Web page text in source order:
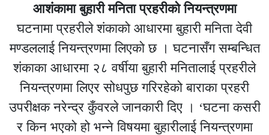
आशंकामा बुहारी मनिता प्रहरीको नियन्त्रणमा
घटनामा प्रहरीले शंकाको आधारमा बुहारी मनिता देवी
मण्डललाई नियन्त्रणमा लिएको छ । घटनासँग सम्बन्धित
शंकाका आधारमा २८ वर्षीया बुहारी मनितालाई प्रहरीले
नियन्त्रणमा लिएर सोधपुछ गरिरहेको बाराका प्रहरी
उपरीक्षक नरेन्द्र कुँवरले जानकारी दिए । ‘घटना कसरी
र किन भएको हो भन्ने विषयमा बुहारीलाई नियन्त्रणमा